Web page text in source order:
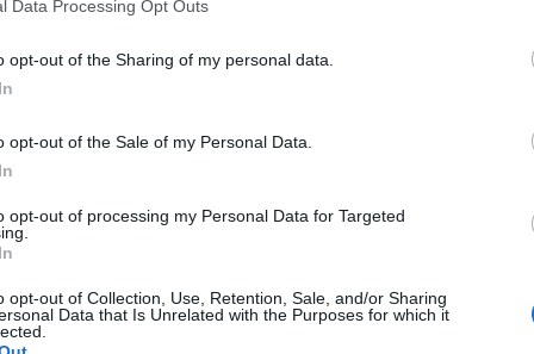
Data Processing Opt Outs
opt-out of the Sharing of my personal data.
opt-out of the Sale of my Personal Data.
opt-out of processing my Personal Data for Targeted
opt-out of Collection, Use, Retention, Sale, and/or Sharing
Data that Is Unrelated with the Purposes for which it
Medical Procurement Ufficio
lidocaina ai nostri ospedali in
in Sudan e in Sierra Leone. La donazione
offrono cure chirurgiche
elevata qualità alle vittime della guerra e
2.000 dosi di lidocaina -
presidente della Fondazione Corti,
nelle 6 sale operatorie a cui si
altre 5.000 procedure chirurgiche minori.
Rudy Giuliani a Come States?
americana